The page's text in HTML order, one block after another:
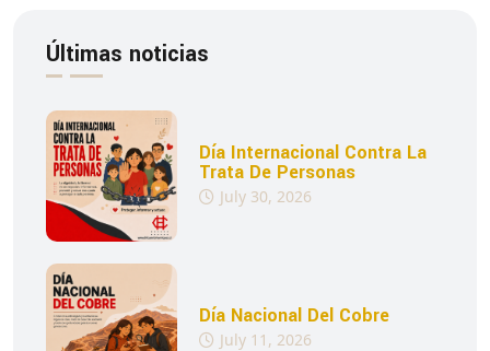
Últimas noticias
Día Internacional Contra La
Trata De Personas
July 30, 2026
Día Nacional Del Cobre
July 11, 2026